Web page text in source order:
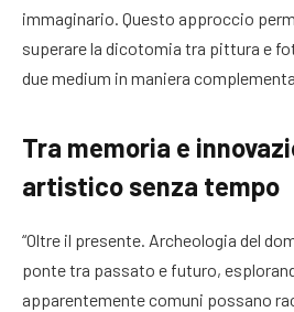
immaginario. Questo approccio
superare la dicotomia tra pittura e
due medium in maniera
Tra memoria e
artistico senza tempo
“Oltre il presente. Archeologia del
ponte tra passato e futuro,
apparentemente comuni possano